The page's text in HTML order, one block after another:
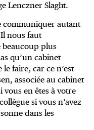
Lenczner Slaght.
communiquer autant
Il nous faut
beaucoup plus
qu’un cabinet
faire, car ce n’est
associée au cabinet
vous en êtes à votre
si vous n’avez
dans les